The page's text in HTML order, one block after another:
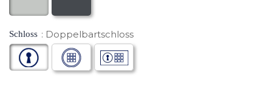
Schloss Doppelbartschloss